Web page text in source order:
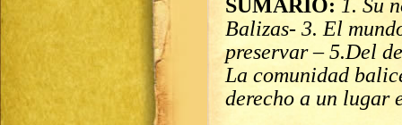
SUMARIO: 1. Su
Balizas- 3. El
preservar – 5.Del
La comunidad
derecho a un lugar